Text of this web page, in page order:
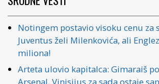
Notingem postavio visoku cenu za
Juventus želi Milenkovića, ali
miliona!
Arteta ulovio kapitalca: Gimaraiš
Arsenal, Vinisijus za sada ostaje